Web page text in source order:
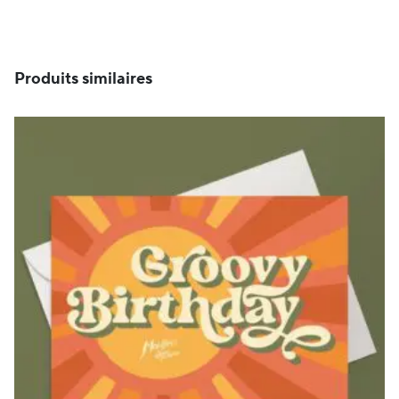
Produits similaires